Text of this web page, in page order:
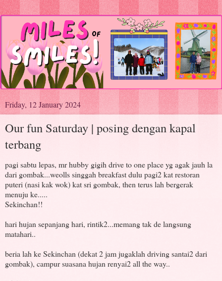
Friday, 12 January 2024
Our fun Saturday | posing dengan kapal
terbang
pagi sabtu lepas, mr hubby gigih drive to one place yg agak jauh la
dari gombak...weolls singgah breakfast dulu pagi2 kat restoran
puteri (nasi kak wok) kat sri gombak, then terus lah bergerak
menuju ke.....
Sekinchan!!
hari hujan sepanjang hari, rintik2...memang tak de langsung
matahari..
beria lah ke Sekinchan (dekat 2 jam jugaklah driving santai2 dari
gombak), campur suasana hujan renyai2 all the way..